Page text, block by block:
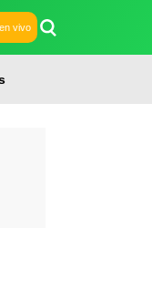
vivo